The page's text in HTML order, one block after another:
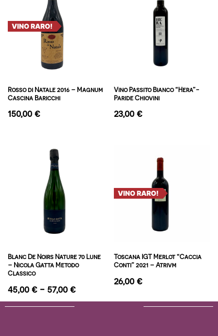
VINO RARO!
Rosso di Natale 2016 – Magnum
Cascina Baricchi
150,00 €
Vino Passito Bianco “Hera”-
Paride Chiovini
23,00 €
Blanc De Noirs Nature 70 Lune
– Nicola Gatta Metodo
Classico
45,00 € - 57,00 €
VINO RARO!
Toscana IGT Merlot “Caccia
Conti” 2021 – Atrivm
26,00 €